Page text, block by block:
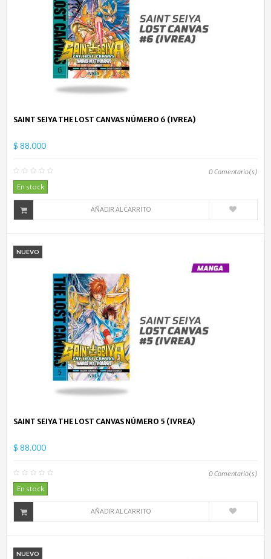
SAINT SEIYA THE LOST CANVAS NÚMERO 6 (IVREA)
$ 88.000
0Comentario(s)
En stock
AÑADIR AL CARRITO
NUEVO
SAINT SEIYA THE LOST CANVAS NÚMERO 5 (IVREA)
$ 88.000
0Comentario(s)
En stock
AÑADIR AL CARRITO
NUEVO